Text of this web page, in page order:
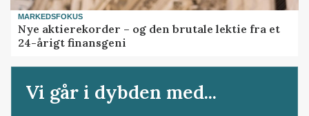
MARKEDSFOKUS
Nye aktierekorder – og den brutale lektie fra et
24-årigt finansgeni
Vi går i dybden med...